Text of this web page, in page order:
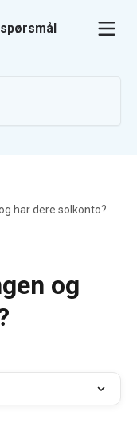
har dere solkonto?
og